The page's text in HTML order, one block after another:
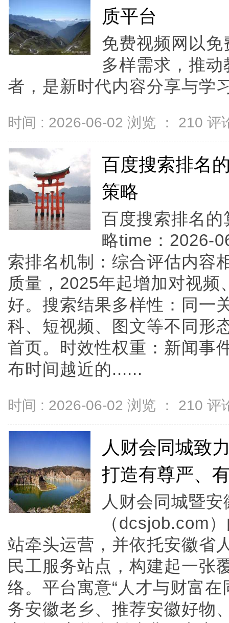
质平台
免费视频网以
多样需求，推
者，是新时代内容分享与学
时间 : 2026-06-02 浏览 ： 210 评
百度搜索排名
策略
百度搜索排名
略time：2026-
索排名机制：综合评估内容
质量，2025年起增加对视
好。搜索结果多样性：同一
科、短视频、图文等不同形
首页。时效性权重：新闻事
布时间越近的......
时间 : 2026-06-02 浏览 ： 210 评
人财会同城致
打造有尊严、
人财会同城暨
（dcsjob.com
站牵头运营，并依托安徽省
民工服务站点，构建起一张
络。平台寓意“人才与财富在
务安徽老乡、推荐安徽好物